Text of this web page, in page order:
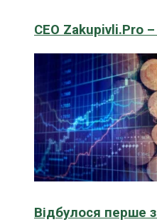
CEO Zakupivli.Pro
Відбулося перше